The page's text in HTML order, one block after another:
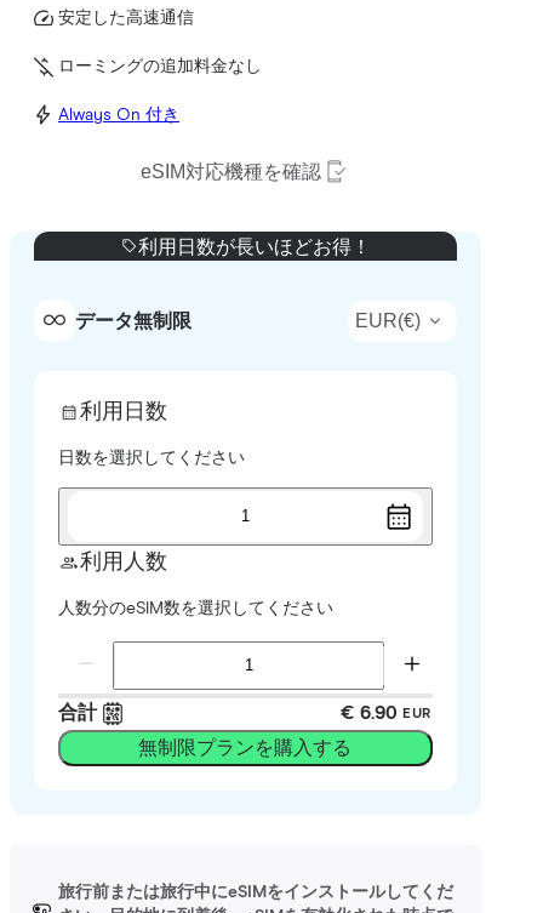
安定した高速通信
ローミングの追加料金なし
Always On 付き
eSIM対応機種を確認
利用日数が長いほどお得！
データ無制限 EUR(€)
利用日数
日数を選択してください
1
利用人数
人数分のeSIM数を選択してください
合計 € 6.90 EUR
無制限プランを購入する
旅行前または旅行中にeSIMをインストールしてくだ